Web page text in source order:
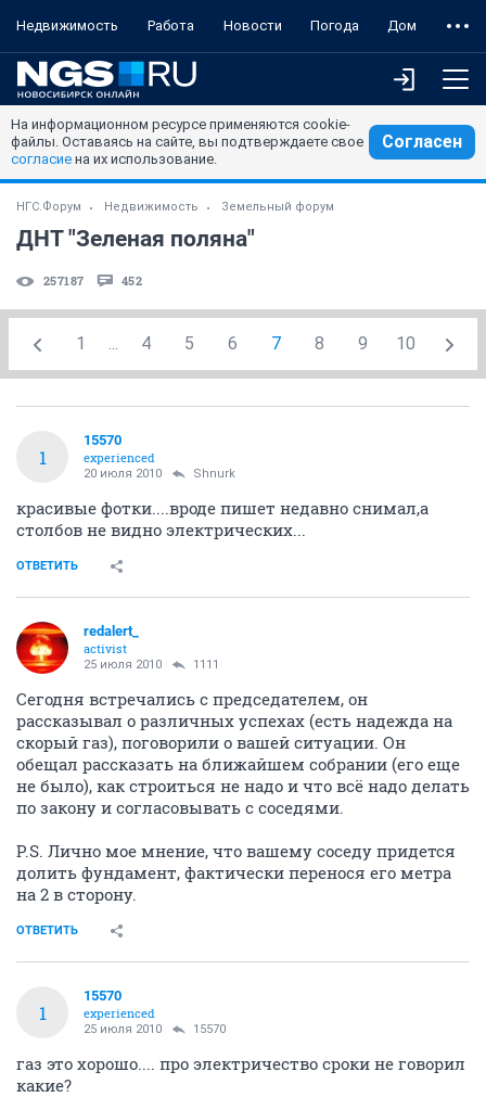
Недвижимость Работа Новости Погода Дом
На информационном ресурсе применяются cookie-
файлы. Оставаясь на сайте, вы подтверждаете свое
согласие на их использование.
Согласен
НГС.Форум Недвижимость Земельный форум
ДНТ "Зеленая поляна"
257187 452
1 ... 4 5 6 7 8 9 10
1
15570
experienced
20 июля 2010 Shnurk
красивые фотки....вроде пишет недавно снимал,а
столбов не видно электрических...
ОТВЕТИТЬ
redalert_
activist
25 июля 2010 1111
Сегодня встречались с председателем, он
рассказывал о различных успехах (есть надежда на
скорый газ), поговорили о вашей ситуации. Он
обещал рассказать на ближайшем собрании (его еще
не было), как строиться не надо и что всё надо делать
по закону и согласовывать с соседями.
P.S. Лично мое мнение, что вашему соседу придется
долить фундамент, фактически перенося его метра
на 2 в сторону.
ОТВЕТИТЬ
1
15570
experienced
25 июля 2010 15570
газ это хорошо.... про электричество сроки не говорил
какие?